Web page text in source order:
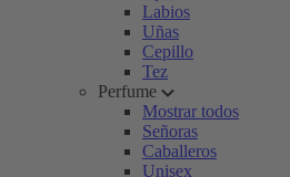
Labios
Uñas
Cepillo
Tez
Perfume
Mostrar todos
Señoras
Caballeros
Unisex